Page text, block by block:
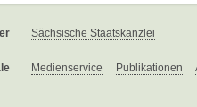
Sächsische Staatskanzlei
Medienservice Publikationen